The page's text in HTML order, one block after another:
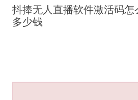
抖捧无人直播软件激活码
多少钱